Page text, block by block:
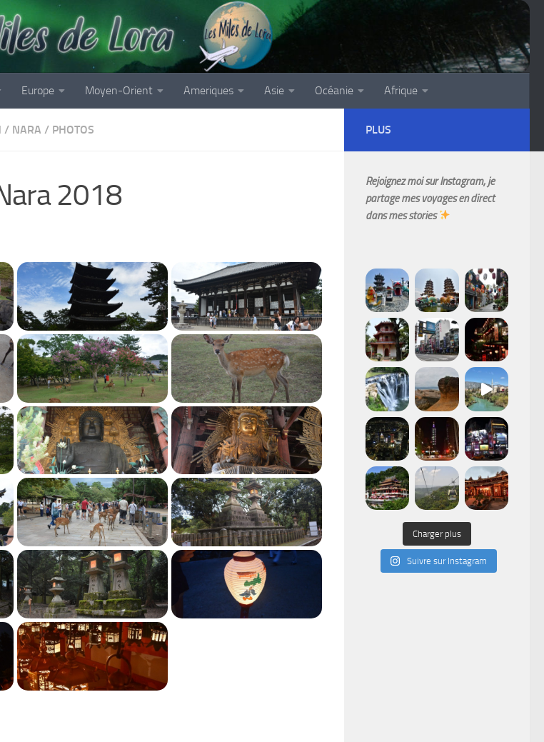
Europe Moyen-Orient Ameriques Asie Océanie Afrique
/ NARA / PHOTOS
2018
PLUS
Rejoignez moi sur Instagram, je
partage mes voyages en direct
dans mes stories
Charger plus
Suivre sur Instagram